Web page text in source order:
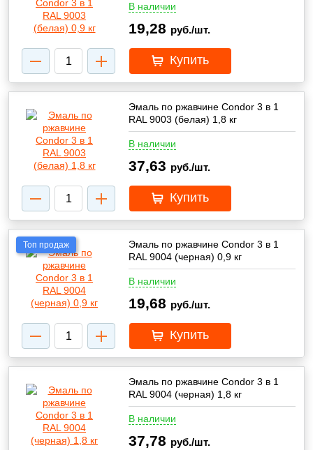
В наличии
19,28 руб./шт.
Купить
Эмаль по ржавчине Condor 3 в 1
RAL 9003 (белая) 1,8 кг
В наличии
37,63 руб./шт.
Купить
Топ продаж
Эмаль по ржавчине Condor 3 в 1
RAL 9004 (черная) 0,9 кг
В наличии
19,68 руб./шт.
Купить
Эмаль по ржавчине Condor 3 в 1
RAL 9004 (черная) 1,8 кг
В наличии
37,78 руб./шт.